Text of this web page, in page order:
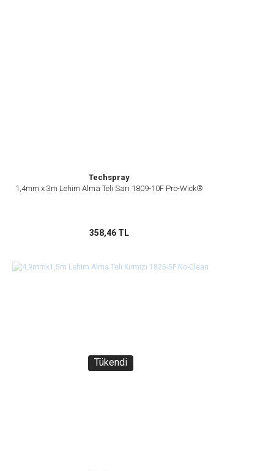
Techspray
1,4mm x 3m Lehim Alma Teli Sarı 1809-10F Pro-Wick®
358,46 TL
Tükendi